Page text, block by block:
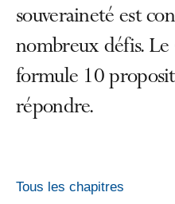
souveraineté est
nombreux défis. Le
formule 10
répondre.
Tous les chapitres